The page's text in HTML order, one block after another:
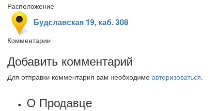
Расположение
Будславская 19, каб. 308
Комментарии
Добавить комментарий
Для отправки комментария вам необходимо авторизоваться.
О Продавце